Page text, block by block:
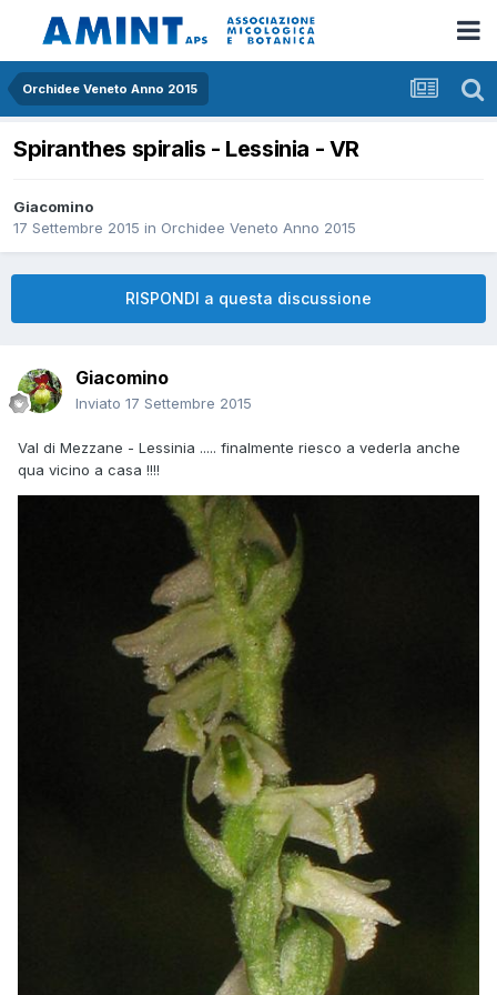
Orchidee Veneto Anno 2015
Spiranthes spiralis - Lessinia - VR
Giacomino
17 Settembre 2015 in Orchidee Veneto Anno 2015
RISPONDI a questa discussione
Giacomino
Inviato 17 Settembre 2015
Val di Mezzane - Lessinia ..... finalmente riesco a vederla anche
qua vicino a casa !!!!